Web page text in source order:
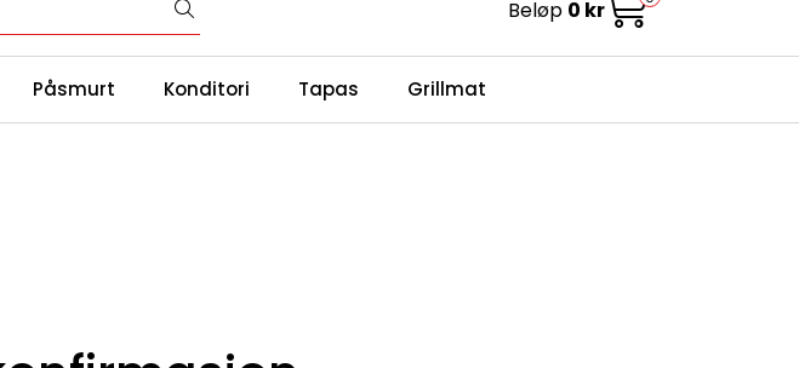
smak og anledning
Infosenter Favoritter
Beløp 0 kr
Påsmurt Konditori Tapas Grillmat